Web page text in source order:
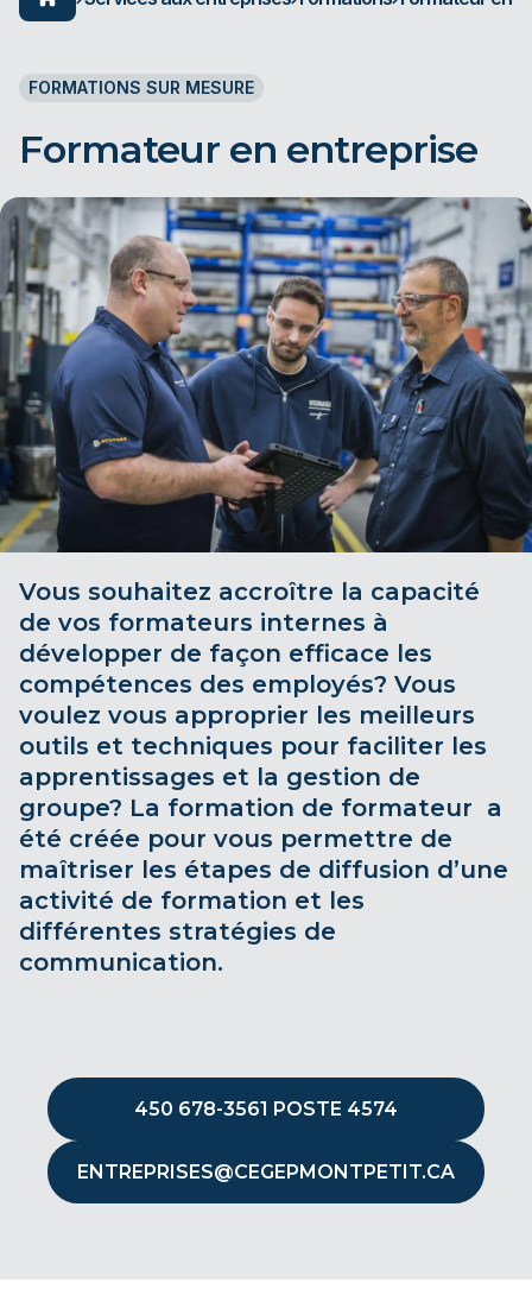
FORMATIONS SUR MESURE
Formateur en entreprise
Vous souhaitez accroître la capacité
de vos formateurs internes à
développer de façon efficace les
compétences des employés? Vous
voulez vous approprier les meilleurs
outils et techniques pour faciliter les
apprentissages et la gestion de
groupe? La formation de formateur a
été créée pour vous permettre de
maîtriser les étapes de diffusion d’une
activité de formation et les
différentes stratégies de
communication.
450 678-3561 POSTE 4574
ENTREPRISES@CEGEPMONTPETIT.CA